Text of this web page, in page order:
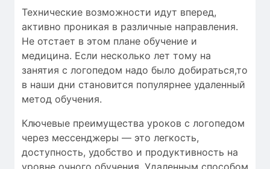
Технические возможности идут вперед,
активно проникая в различные направления.
Не отстает в этом плане обучение и
медицина. Если несколько лет тому на
занятия с логопедом надо было добираться,то
в наши дни становится популярнее удаленный
метод обучения.
Ключевые преимущества уроков с логопедом
через мессенджеры — это легкость,
доступность, удобство и продуктивность на
уровне очного обучения. Удаленным способом